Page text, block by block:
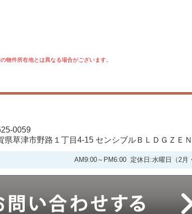
物件所在地とは異なる場合がございます。
0059
県草津市野路１丁目4-15 センシブルＢＬＤＧＺＥ
AM9:00～PM6:00 定休日:水曜日（2月